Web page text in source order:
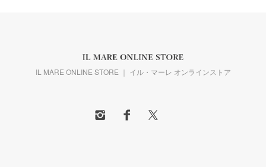
IL MARE ONLINE STORE ｜ イル・マーレ オンラインストア